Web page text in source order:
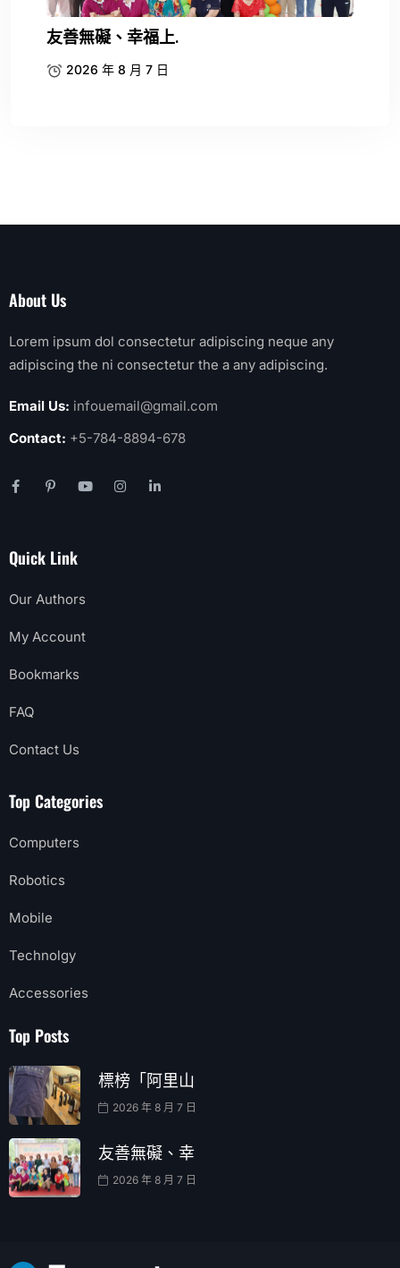
友善無礙、幸福上.
2026 年 8 月 7 日
About Us
Lorem ipsum dol consectetur adipiscing neque any
adipiscing the ni consectetur the a any adipiscing.
Email Us: infouemail@gmail.com
Contact: +5-784-8894-678
Quick Link
Our Authors
My Account
Bookmarks
FAQ
Contact Us
Top Categories
Computers
Robotics
Mobile
Technolgy
Accessories
Top Posts
標榜「阿里山
2026 年 8 月 7 日
友善無礙、幸
2026 年 8 月 7 日